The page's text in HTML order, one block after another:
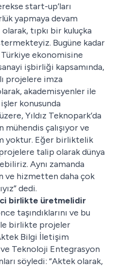
start-up’ları
yapmaya devam
tıpkı bir kuluçka
Bugüne kadar
Türkiye ekonomisine
işbirliği kapsamında,
projelere imza
akademisyenler ile
konusunda
Yıldız Teknopark’da
çalışıyor ve
yoktur. Eğer birliktelik
talip olarak dünya
Aynı zamanda
ve hizmetten daha çok
dedi.
birlikte üretmelidir
taşındıklarını ve bu
birlikte projeler
Bilgi İletişim
Teknoloji Entegrasyon
söyledi: “Aktek olarak,